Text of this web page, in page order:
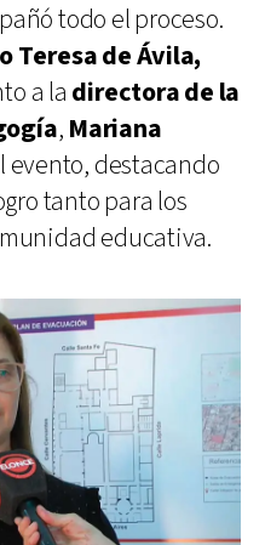
todo el proceso.
Teresa de Ávila,
a la directora de la
, Mariana
evento, destacando
tanto para los
educativa.